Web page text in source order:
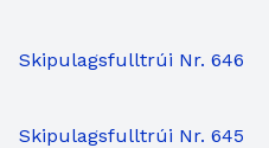
Skipulagsfulltrúi Nr. 646
Skipulagsfulltrúi Nr. 645